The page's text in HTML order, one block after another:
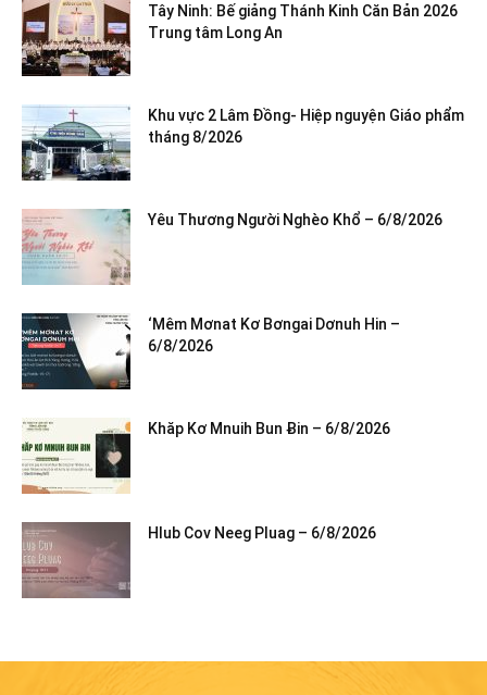
Tây Ninh: Bế giảng Thánh Kinh Căn Bản 2026
Trung tâm Long An
Khu vực 2 Lâm Đồng- Hiệp nguyện Giáo phẩm
tháng 8/2026
Yêu Thương Người Nghèo Khổ – 6/8/2026
‘Mêm Mơnat Kơ Bơngai Dơnuh Hin –
6/8/2026
Khăp Kơ Mnuih Bun Ƀin – 6/8/2026
Hlub Cov Neeg Pluag – 6/8/2026